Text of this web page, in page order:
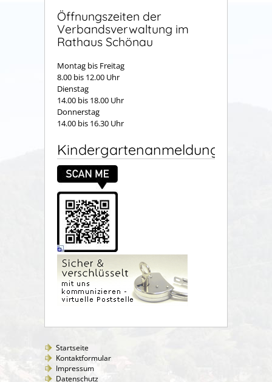
Öffnungszeiten der
Verbandsverwaltung im
Rathaus Schönau
Montag bis Freitag
8.00 bis 12.00 Uhr
Dienstag
14.00 bis 18.00 Uhr
Donnerstag
14.00 bis 16.30 Uhr
Kindergartenanmeldung
Startseite
Kontaktformular
Impressum
Datenschutz